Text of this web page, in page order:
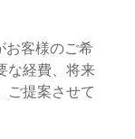
お客様のご希
な経費、将来
ご提案させて